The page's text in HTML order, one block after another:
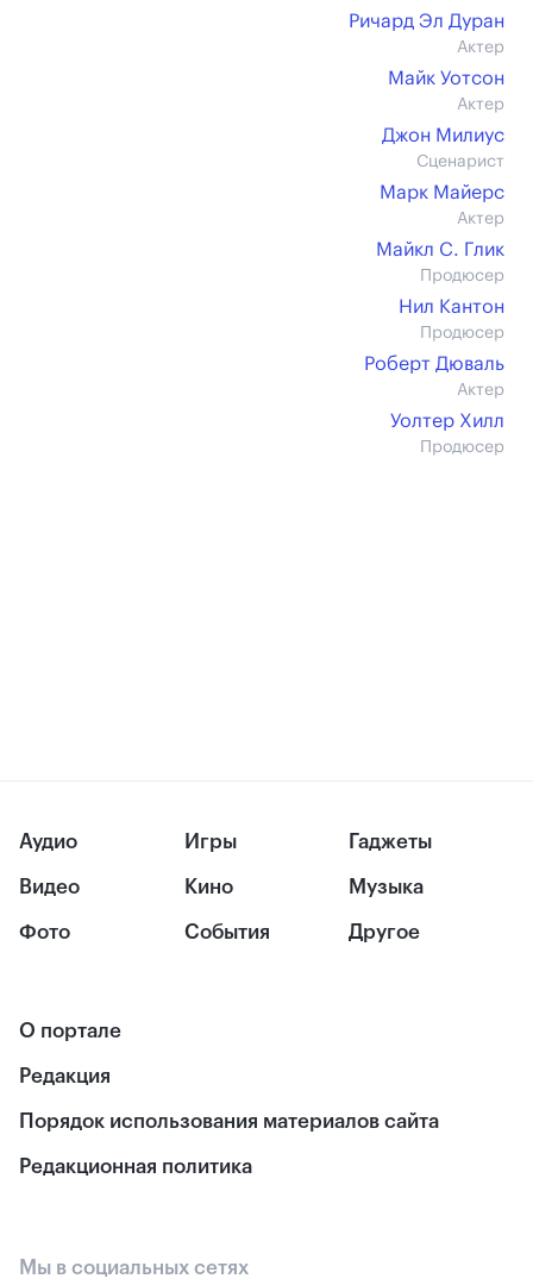
Ричард Эл Дуран
Актер
Майк Уотсон
Актер
Джон Милиус
Сценарист
Марк Майерс
Актер
Майкл С. Глик
Продюсер
Нил Кантон
Продюсер
Роберт Дюваль
Актер
Уолтер Хилл
Продюсер
Аудио
Видео
Фото
Игры
Кино
События
Гаджеты
Музыка
Другое
О портале
Редакция
Порядок использования материалов сайта
Редакционная политика
Мы в социальных сетях